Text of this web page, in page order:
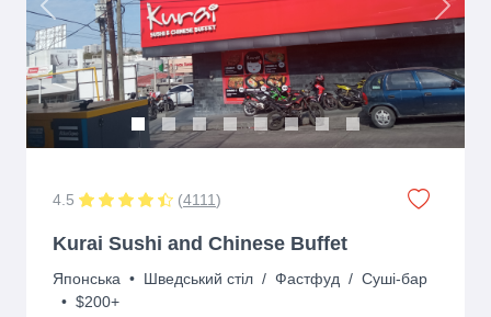
Previous Next
4.5 (4111)
Kurai Sushi and Chinese Buffet
Японська • Шведський стіл / Фастфуд / Суші-бар
• $200+